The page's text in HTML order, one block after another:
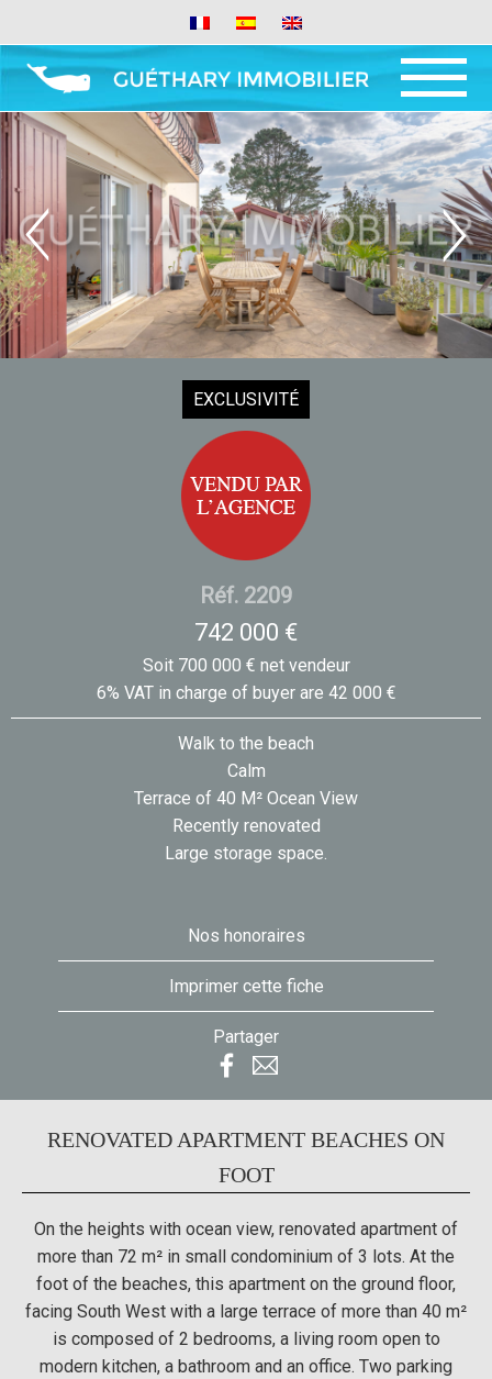
MENU
AND
WIDGETS
RENOVATED APARTMENT BEACHES ON
FOOT
On the heights with ocean view, renovated apartment of
more than 72 m² in small condominium of 3 lots. At the
foot of the beaches, this apartment on the ground floor,
facing South West with a large terrace of more than 40 m²
is composed of 2 bedrooms, a living room open to
modern kitchen, a bathroom and an office. Two parking
EXCLUSIVITÉ
Réf. 2209
742 000 €
Soit 700 000 € net vendeur
6% VAT in charge of buyer are 42 000 €
Walk to the beach
Calm
Terrace of 40 M² Ocean View
Recently renovated
Large storage space.
Nos honoraires
Imprimer cette fiche
Partager